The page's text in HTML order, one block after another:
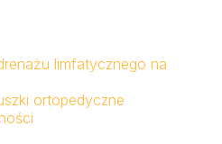
limfatycznego na
ortopedyczne